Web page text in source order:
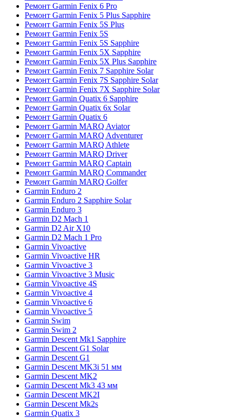
Ремонт Garmin Fenix 6 Pro
Ремонт Garmin Fenix 5 Plus Sapphire
Ремонт Garmin Fenix 5S Plus
Ремонт Garmin Fenix 5S
Ремонт Garmin Fenix 5S Sapphire
Ремонт Garmin Fenix 5X Sapphire
Ремонт Garmin Fenix 5X Plus Sapphire
Ремонт Garmin Fenix 7 Sapphire Solar
Ремонт Garmin Fenix 7S Sapphire Solar
Ремонт Garmin Fenix 7X Sapphire Solar
Ремонт Garmin Quatix 6 Sapphire
Ремонт Garmin Quatix 6x Solar
Ремонт Garmin Quatix 6
Ремонт Garmin MARQ Aviator
Ремонт Garmin MARQ Adventurer
Ремонт Garmin MARQ Athlete
Ремонт Garmin MARQ Driver
Ремонт Garmin MARQ Captain
Ремонт Garmin MARQ Commander
Ремонт Garmin MARQ Golfer
Garmin Enduro 2
Garmin Enduro 2 Sapphire Solar
Garmin Enduro 3
Garmin D2 Mach 1
Garmin D2 Air X10
Garmin D2 Mach 1 Pro
Garmin Vivoactive
Garmin Vivoactive HR
Garmin Vivoactive 3
Garmin Vivoactive 3 Music
Garmin Vivoactive 4S
Garmin Vivoactive 4
Garmin Vivoactive 6
Garmin Vivoactive 5
Garmin Swim
Garmin Swim 2
Garmin Descent Mk1 Sapphire
Garmin Descent G1 Solar
Garmin Descent G1
Garmin Descent MK3i 51 мм
Garmin Descent MK2
Garmin Descent Mk3 43 мм
Garmin Descent MK2I
Garmin Descent Mk2s
Garmin Quatix 3